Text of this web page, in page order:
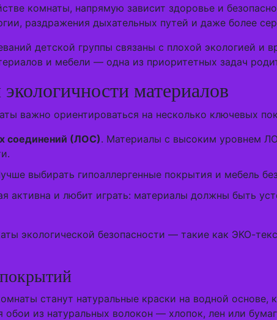
комнаты, напрямую зависит здоровье и
раздражения дыхательных путей и даже более
детской группы связаны с плохой экологией
и мебели — одна из приоритетных задач
материалов
важно ориентироваться на несколько ключевых
соединений (ЛОС). Материалы с высоким уровнем
выбирать гипоаллергенные покрытия и мебель
активна и любит играть: материалы должны быть
экологической безопасности — такие как ЭКО-
станут натуральные краски на водной основе,
из натуральных волокон — хлопок, лен или